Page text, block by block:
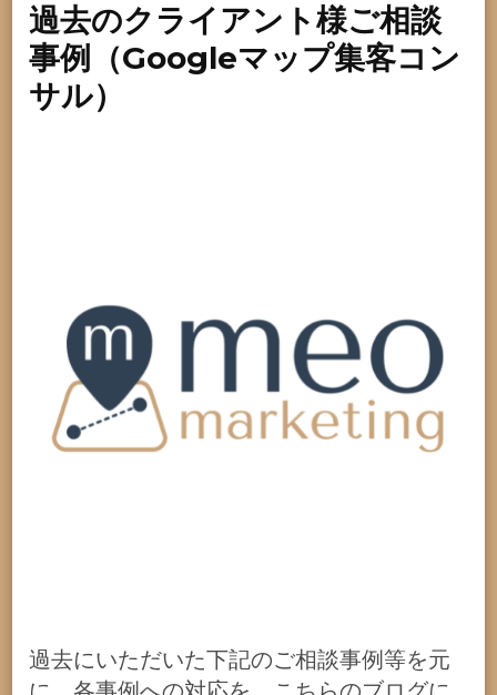
過去のクライアント様ご相談
事例（Googleマップ集客コン
サル）
過去にいただいた下記のご相談事例等を元
に、各事例への対応を、こちらのブログに